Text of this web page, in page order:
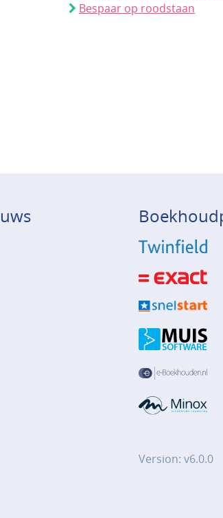
Bespaar op roodstaan
Version: v6.0.0